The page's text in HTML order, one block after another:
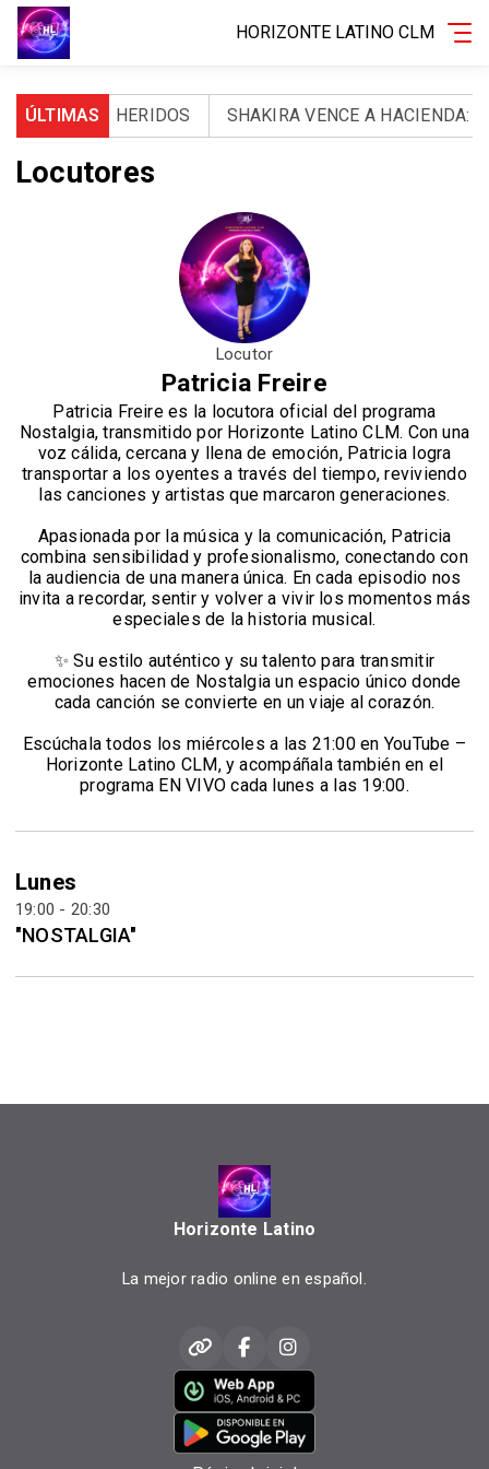
HORIZONTE LATINO CLM
ÚLTIMAS
Y 971 HERIDOS SHAKIRA VENCE A HACIENDA:
Locutores
Locutor
Patricia Freire
Patricia Freire es la locutora oficial del programa
Nostalgia, transmitido por Horizonte Latino CLM. Con una
voz cálida, cercana y llena de emoción, Patricia logra
transportar a los oyentes a través del tiempo, reviviendo
las canciones y artistas que marcaron generaciones.
Apasionada por la música y la comunicación, Patricia
combina sensibilidad y profesionalismo, conectando con
la audiencia de una manera única. En cada episodio nos
invita a recordar, sentir y volver a vivir los momentos más
especiales de la historia musical.
✨ Su estilo auténtico y su talento para transmitir
emociones hacen de Nostalgia un espacio único donde
cada canción se convierte en un viaje al corazón.
Escúchala todos los miércoles a las 21:00 en YouTube –
Horizonte Latino CLM, y acompáñala también en el
programa EN VIVO cada lunes a las 19:00.
Lunes
19:00 - 20:30
"NOSTALGIA"
Horizonte Latino
La mejor radio online en español.